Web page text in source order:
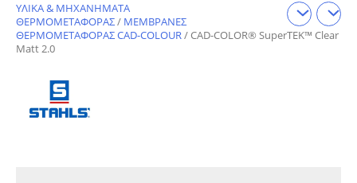
ΥΛΙΚΑ & ΜΗΧΑΝΗΜΑΤΑ
ΘΕΡΜΟΜΕΤΑΦΟΡΑΣ/ ΜΕΜΒΡΑΝΕΣ
ΘΕΡΜΟΜΕΤΑΦΟΡΑΣ CAD-COLOUR/ CAD-COLOR® SuperTEK™ Clear
Matt 2.0